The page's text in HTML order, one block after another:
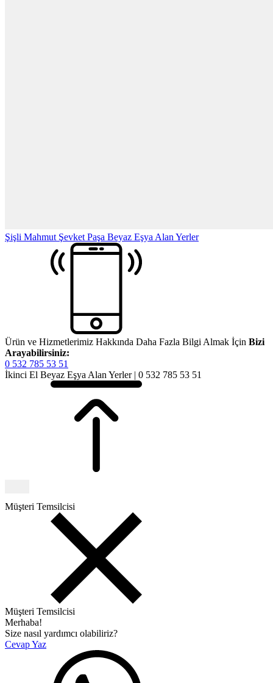
Şişli Mahmut Şevket Paşa Beyaz Eşya Alan Yerler
Ürün ve Hizmetlerimiz Hakkında Daha Fazla Bilgi Almak İçin Bizi
Arayabilirsiniz:
0 532 785 53 51
İkinci El Beyaz Eşya Alan Yerler | 0 532 785 53 51
Müşteri Temsilcisi
Müşteri Temsilcisi
Merhaba!
Size nasıl yardımcı olabiliriz?
Cevap Yaz